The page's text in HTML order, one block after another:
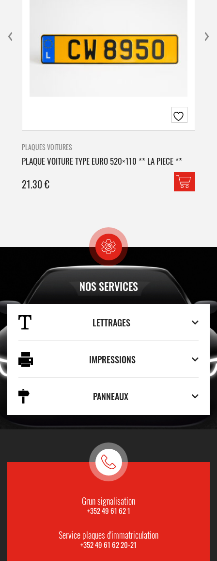
PLAQUES VOITURES
PLAQUE VOITURE TYPE EURO 520×110 ** LA PIECE **
21.30€
NOS SERVICES
LETTRAGES
IMPRESSIONS
PANNEAUX
Grun signalisation
+352 49 61 62 1
Service plaques d'immatriculation
+352 49 61 62 20-21